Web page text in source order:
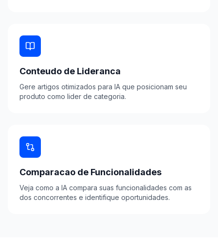
Conteudo de Lideranca
Gere artigos otimizados para IA que posicionam seu
produto como lider de categoria.
Comparacao de Funcionalidades
Veja como a IA compara suas funcionalidades com as
dos concorrentes e identifique oportunidades.